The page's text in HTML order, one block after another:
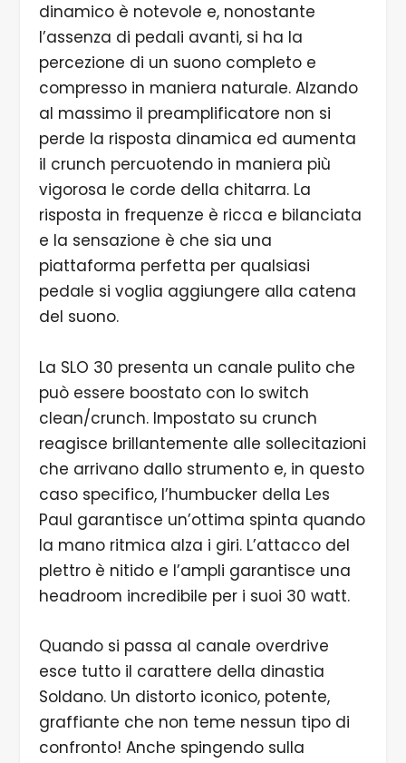
dinamico è notevole e, nonostante
l’assenza di pedali avanti, si ha la
percezione di un suono completo e
compresso in maniera naturale. Alzando
al massimo il preamplificatore non si
perde la risposta dinamica ed aumenta
il crunch percuotendo in maniera più
vigorosa le corde della chitarra. La
risposta in frequenze è ricca e bilanciata
e la sensazione è che sia una
piattaforma perfetta per qualsiasi
pedale si voglia aggiungere alla catena
del suono.
La SLO 30 presenta un canale pulito che
può essere boostato con lo switch
clean/crunch. Impostato su crunch
reagisce brillantemente alle sollecitazioni
che arrivano dallo strumento e, in questo
caso specifico, l’humbucker della Les
Paul garantisce un’ottima spinta quando
la mano ritmica alza i giri. L’attacco del
plettro è nitido e l’ampli garantisce una
headroom incredibile per i suoi 30 watt.
Quando si passa al canale overdrive
esce tutto il carattere della dinastia
Soldano. Un distorto iconico, potente,
graffiante che non teme nessun tipo di
confronto! Anche spingendo sulla